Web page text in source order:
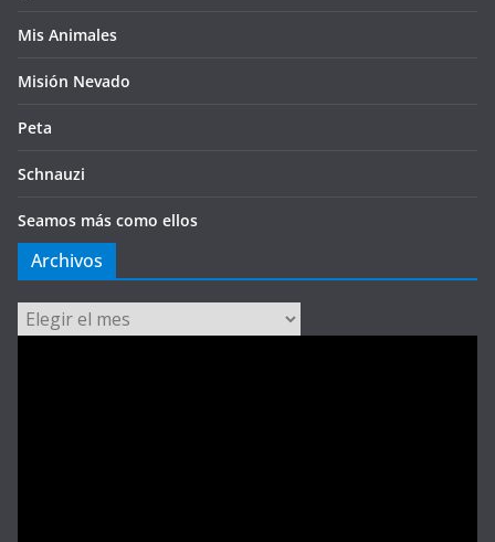
Mis Animales
Misión Nevado
Peta
Schnauzi
Seamos más como ellos
Archivos
Archivos